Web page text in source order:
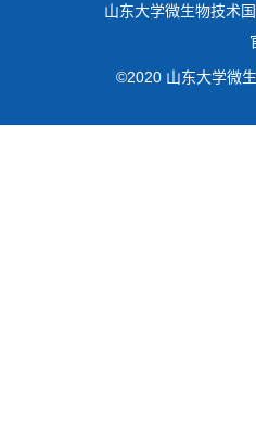
山东大学微生物技术
©2020 山东大学微